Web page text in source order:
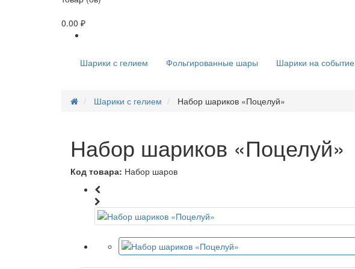
0.00 ₽
Шарики с гелием Фольгированные шары Шарики на событие
Шарики с гелием Набор шариков «Поцелуй»
Набор шариков «Поцелуй»
Код товара: Набор шаров